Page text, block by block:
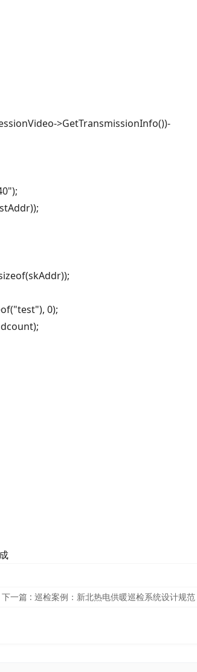
>GetTransmissionInfo())-
"test"), 0);
下一篇 :巡检案例：新北热电供暖巡检系统设计规范